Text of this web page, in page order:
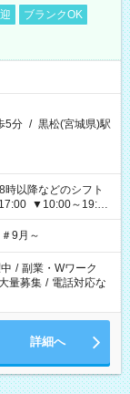
ブランクOK
5分 / 黒松(宮城県)駅
時以降などのシフト
9月～
/ 副業・Wワーク
量募集 / 電話対応な
詳細へ